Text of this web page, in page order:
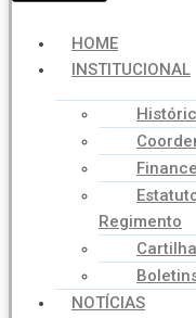
HOME
INSTITUCIONAL
Regimento
NOTÍCIAS